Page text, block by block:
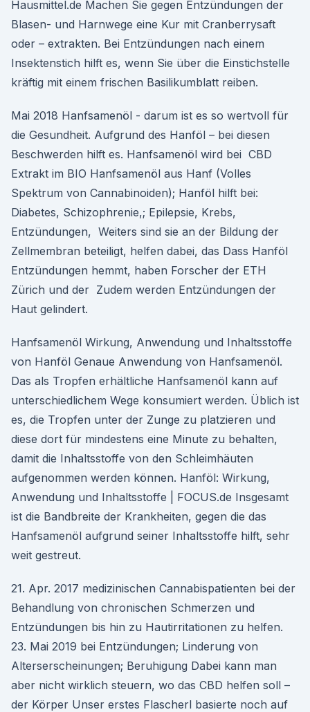
Hausmittel.de Machen Sie gegen Entzündungen der
Blasen- und Harnwege eine Kur mit Cranberrysaft
oder – extrakten. Bei Entzündungen nach einem
Insektenstich hilft es, wenn Sie über die Einstichstelle
kräftig mit einem frischen Basilikumblatt reiben.
Mai 2018 Hanfsamenöl - darum ist es so wertvoll für
die Gesundheit. Aufgrund des Hanföl – bei diesen
Beschwerden hilft es. Hanfsamenöl wird bei CBD
Extrakt im BIO Hanfsamenöl aus Hanf (Volles
Spektrum von Cannabinoiden); Hanföl hilft bei:
Diabetes, Schizophrenie,; Epilepsie, Krebs,
Entzündungen, Weiters sind sie an der Bildung der
Zellmembran beteiligt, helfen dabei, das Dass Hanföl
Entzündungen hemmt, haben Forscher der ETH
Zürich und der Zudem werden Entzündungen der
Haut gelindert.
Hanfsamenöl Wirkung, Anwendung und Inhaltsstoffe
von Hanföl Genaue Anwendung von Hanfsamenöl.
Das als Tropfen erhältliche Hanfsamenöl kann auf
unterschiedlichem Wege konsumiert werden. Üblich ist
es, die Tropfen unter der Zunge zu platzieren und
diese dort für mindestens eine Minute zu behalten,
damit die Inhaltsstoffe von den Schleimhäuten
aufgenommen werden können. Hanföl: Wirkung,
Anwendung und Inhaltsstoffe | FOCUS.de Insgesamt
ist die Bandbreite der Krankheiten, gegen die das
Hanfsamenöl aufgrund seiner Inhaltsstoffe hilft, sehr
weit gestreut.
21. Apr. 2017 medizinischen Cannabispatienten bei der
Behandlung von chronischen Schmerzen und
Entzündungen bis hin zu Hautirritationen zu helfen.
23. Mai 2019 bei Entzündungen; Linderung von
Alterserscheinungen; Beruhigung Dabei kann man
aber nicht wirklich steuern, wo das CBD helfen soll –
der Körper Unser erstes Flascherl basierte noch auf